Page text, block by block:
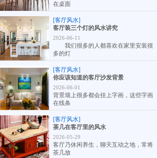
在桌面
[客厅风水]
客厅装三个灯的风水讲究
2026-06-11
我们很多的人都喜欢在家里安装很
多的灯
[客厅风水]
你应该知道的客厅沙发背景
2026-06-01
背景墙上很多都会挂上字画，这些字画
在线条
[客厅风水]
茶几在客厅里的风水
2026-05-29
客厅乃休闲养生，聊天互动之地，常将
茶几放